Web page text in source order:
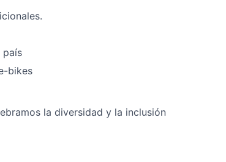
país
bikes
la diversidad y la inclusión